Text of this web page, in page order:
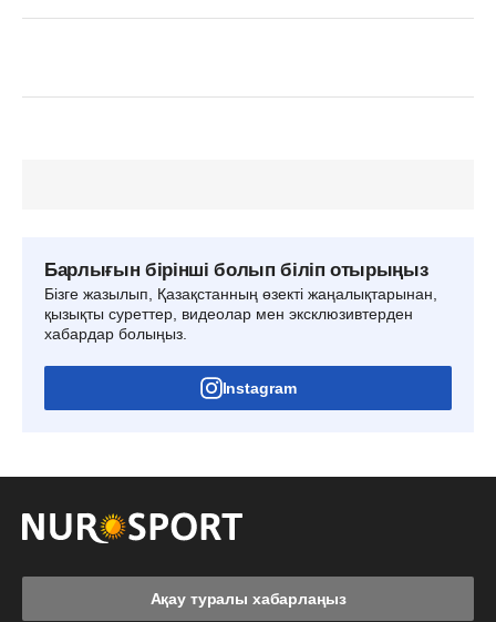
Барлығын бірінші болып біліп отырыңыз
Бізге жазылып, Қазақстанның өзекті жаңалықтарынан,
қызықты суреттер, видеолар мен эксклюзивтерден
хабардар болыңыз.
Instagram
Ақау туралы хабарлаңыз